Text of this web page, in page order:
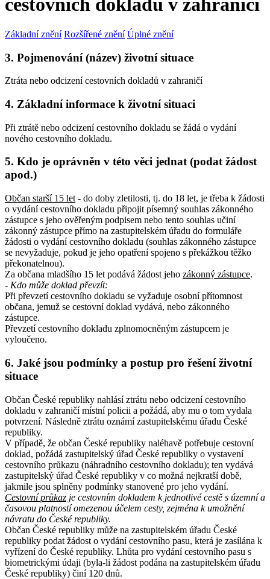
cestovních dokladů v zahraničí
Základní znění Rozšířené znění Úplné znění
3. Pojmenování (název) životní situace
Ztráta nebo odcizení cestovních dokladů v zahraničí
4. Základní informace k životní situaci
Při ztrátě nebo odcizení cestovního dokladu se žádá o vydání
nového cestovního dokladu.
5. Kdo je oprávněn v této věci jednat (podat žádost
apod.)
Občan starší 15 let - do doby zletilosti, tj. do 18 let, je třeba k žádosti
o vydání cestovního dokladu připojit písemný souhlas zákonného
zástupce s jeho ověřeným podpisem nebo tento souhlas učiní
zákonný zástupce přímo na zastupitelském úřadu do formuláře
žádosti o vydání cestovního dokladu (souhlas zákonného zástupce
se nevyžaduje, pokud je jeho opatření spojeno s překážkou těžko
překonatelnou).
Za občana mladšího 15 let podává žádost jeho zákonný zástupce.
- Kdo může doklad převzít:
Při převzetí cestovního dokladu se vyžaduje osobní přítomnost
občana, jemuž se cestovní doklad vydává, nebo zákonného
zástupce.
Převzetí cestovního dokladu zplnomocněným zástupcem je
vyloučeno.
6. Jaké jsou podmínky a postup pro řešení životní
situace
Občan České republiky nahlásí ztrátu nebo odcizení cestovního
dokladu v zahraničí místní policii a požádá, aby mu o tom vydala
potvrzení. Následně ztrátu oznámí zastupitelskému úřadu České
republiky.
V případě, že občan České republiky naléhavě potřebuje cestovní
doklad, požádá zastupitelský úřad České republiky o vystavení
cestovního průkazu (náhradního cestovního dokladu); ten vydává
zastupitelský úřad České republiky v co možná nejkratší době,
jakmile jsou splněny podmínky stanovené pro jeho vydání.
Cestovní průkaz je cestovním dokladem k jednotlivé cestě s územní a
časovou platností omezenou účelem cesty, zejména k umožnění
návratu do České republiky.
Občan České republiky může na zastupitelském úřadu České
republiky podat žádost o vydání cestovního pasu, která je zasílána k
vyřízení do České republiky. Lhůta pro vydání cestovního pasu s
biometrickými údaji (byla-li žádost podána na zastupitelském úřadu
České republiky) činí 120 dnů.